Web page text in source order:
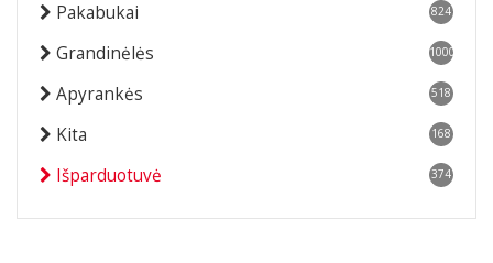
Pakabukai 824
Grandinėlės 1000
Apyrankės 518
Kita 168
Išparduotuvė 374